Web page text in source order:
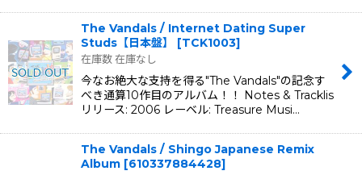
The Vandals / Internet Dating Super
Studs【日本盤】
[TCK1003]
在庫数 在庫なし
今なお絶大な支持を得る"The Vandals"の記念す
べき通算10作目のアルバム！！ Notes & Tracklis
リリース: 2006 レーベル: Treasure Musi…
The Vandals / Shingo Japanese Remix
Album [610337884428]